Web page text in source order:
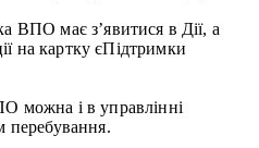
ВПО має з’явитися в Дії, а
на картку єПідтримки
можна і в управлінні
перебування.